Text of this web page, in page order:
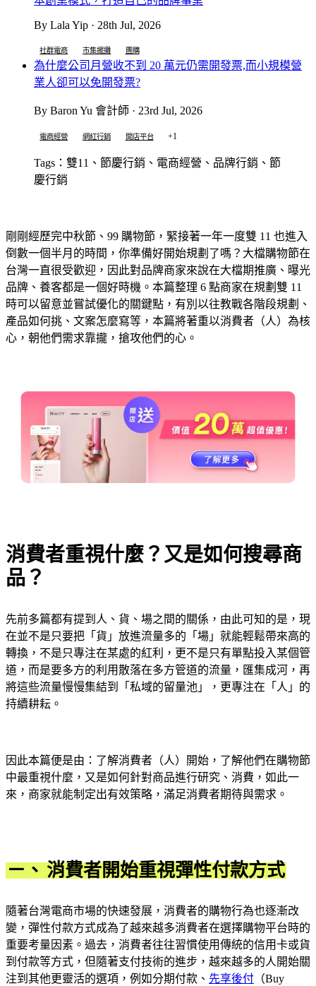
By Lala Yip · 28th Jul, 2026
社群電商 市集擺攤 團購
為什麼公司月營收不到 20 萬元仍需開發票,而小規模營
業人卻可以免開發票?
By Baron Yu 會計師 · 23rd Jul, 2026
電商經營 網紅行銷 開店平台 +1
Tags：雙11、節慶行銷、電商經營、品牌行銷、節
慶行銷
剛剛經歷完中秋節、99 購物節，緊接著一年一度雙 11 也進入
倒數一個半月的時間，你準備好開始規劃了嗎？大檔購物節在
台灣一直很受歡迎，因此對品牌商家來說在大檔期推廣、曝光
品牌、養客都是一個好時機。本篇整理 6 點商家在規劃雙 11
時可以留意並嘗試優化的關鍵點，有別以往教戰各階段規劃、
產品如何挑、文案怎麼寫等，本篇將著重以消費者（人）為核
心，朝他們需求靠攏，搶攻他們的心。
消費者重視什麼？又是如何搜尋商
品？
先前多篇都有提到人、貨、場之間的關係，由此可知的是，現
在並不是只要把「貨」放進流量多的「場」就能輕鬆帶來高的
轉換，不是只專注在某處的紅利，更不是只有單點投入某個管
道，而是要多方的利用散落在多方管道的流量，匯集成河，再
將這些流量慢慢集結到「私域的留量池」，更專注在「人」的
持續耕耘。
因此本篇便是由：了解消費者（人）開始，了解他們在購物節
中最重視什麼，又是如何針對商品進行研究、消費，如此一
來，商家就能制定出有效策略，滿足消費者期待與需求。
ㄧ、 消費者開始重視彈性付款方式
隨著台灣電商市場的快速發展，消費者的購物行為也逐漸改
變，彈性付款方式成為了越來越多消費者在選擇購物平台時的
重要考量因素。過去，消費者往往習慣使用傳統的信用卡或貨
到付款等方式，但隨著支付技術的進步，越來越多的人開始關
注到其他更靈活的選項，例如分期付款、 先享後付 （Buy